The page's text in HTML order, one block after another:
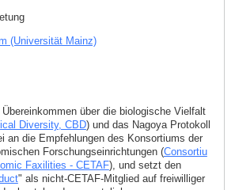
(Universität Mainz)
über die biologische Vielfalt
Diversity, CBD) und das Nagoya Protokoll
an die Empfehlungen des Konsortiums der
Forschungseinrichtungen (Consortiu
Faxilities - CETAF), und setzt den
" als nicht-CETAF-Mitglied auf freiwilliger